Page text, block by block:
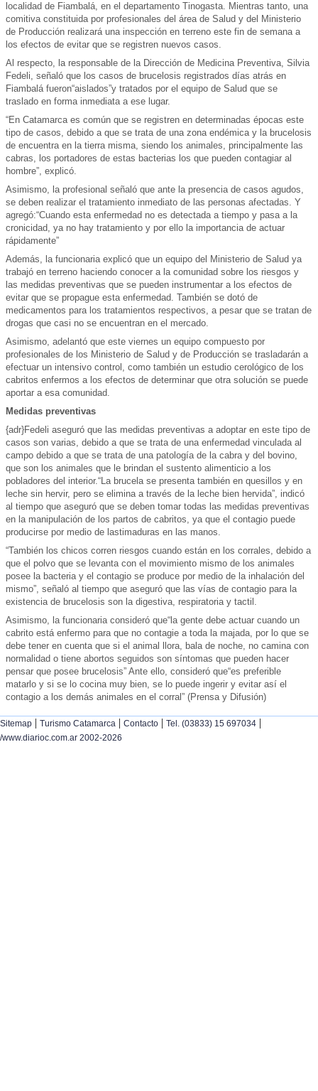
localidad de Fiambalá, en el departamento Tinogasta. Mientras tanto, una
comitiva constituida por profesionales del área de Salud y del Ministerio
de Producción realizará una inspección en terreno este fin de semana a
los efectos de evitar que se registren nuevos casos.
Al respecto, la responsable de la Dirección de Medicina Preventiva, Silvia
Fedeli, señaló que los casos de brucelosis registrados días atrás en
Fiambalá fueron“aislados”y tratados por el equipo de Salud que se
traslado en forma inmediata a ese lugar.
“En Catamarca es común que se registren en determinadas épocas este
tipo de casos, debido a que se trata de una zona endémica y la brucelosis
de encuentra en la tierra misma, siendo los animales, principalmente las
cabras, los portadores de estas bacterias los que pueden contagiar al
hombre”, explicó.
Asimismo, la profesional señaló que ante la presencia de casos agudos,
se deben realizar el tratamiento inmediato de las personas afectadas. Y
agregó:“Cuando esta enfermedad no es detectada a tiempo y pasa a la
cronicidad, ya no hay tratamiento y por ello la importancia de actuar
rápidamente”
Además, la funcionaria explicó que un equipo del Ministerio de Salud ya
trabajó en terreno haciendo conocer a la comunidad sobre los riesgos y
las medidas preventivas que se pueden instrumentar a los efectos de
evitar que se propague esta enfermedad. También se dotó de
medicamentos para los tratamientos respectivos, a pesar que se tratan de
drogas que casi no se encuentran en el mercado.
Asimismo, adelantó que este viernes un equipo compuesto por
profesionales de los Ministerio de Salud y de Producción se trasladarán a
efectuar un intensivo control, como también un estudio cerológico de los
cabritos enfermos a los efectos de determinar que otra solución se puede
aportar a esa comunidad.
Medidas preventivas
{adr}Fedeli aseguró que las medidas preventivas a adoptar en este tipo de
casos son varias, debido a que se trata de una enfermedad vinculada al
campo debido a que se trata de una patología de la cabra y del bovino,
que son los animales que le brindan el sustento alimenticio a los
pobladores del interior.“La brucela se presenta también en quesillos y en
leche sin hervir, pero se elimina a través de la leche bien hervida”, indicó
al tiempo que aseguró que se deben tomar todas las medidas preventivas
en la manipulación de los partos de cabritos, ya que el contagio puede
producirse por medio de lastimaduras en las manos.
“También los chicos corren riesgos cuando están en los corrales, debido a
que el polvo que se levanta con el movimiento mismo de los animales
posee la bacteria y el contagio se produce por medio de la inhalación del
mismo”, señaló al tiempo que aseguró que las vías de contagio para la
existencia de brucelosis son la digestiva, respiratoria y tactil.
Asimismo, la funcionaria consideró que“la gente debe actuar cuando un
cabrito está enfermo para que no contagie a toda la majada, por lo que se
debe tener en cuenta que si el animal llora, bala de noche, no camina con
normalidad o tiene abortos seguidos son síntomas que pueden hacer
pensar que posee brucelosis” Ante ello, consideró que“es preferible
matarlo y si se lo cocina muy bien, se lo puede ingerir y evitar así el
contagio a los demás animales en el corral” (Prensa y Difusión)
Sitemap | Turismo Catamarca | Contacto | Tel. (03833) 15 697034 |
/www.diarioc.com.ar 2002-2026